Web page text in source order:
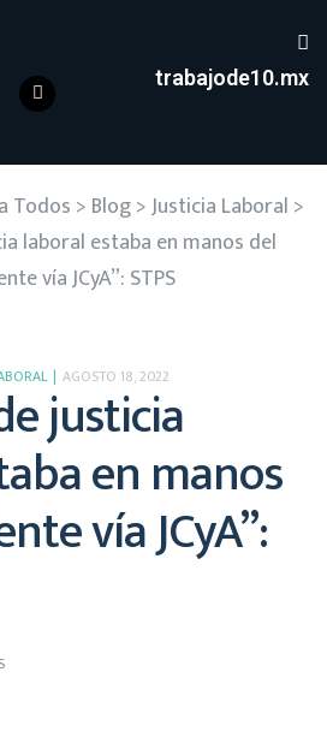
trabajode10.mx
Todos > Blog>Justicia Laboral >
laboral estaba en manos del
vía JCyA”: STPS
AGOSTO 18, 2022
justicia
en manos
vía JCyA”: